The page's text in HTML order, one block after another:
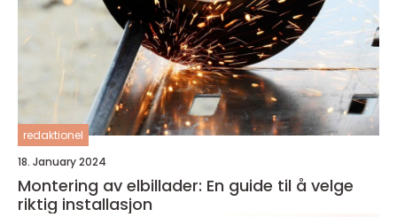
redaktionel
18. January 2024
Montering av elbillader: En guide til å velge
riktig installasjon